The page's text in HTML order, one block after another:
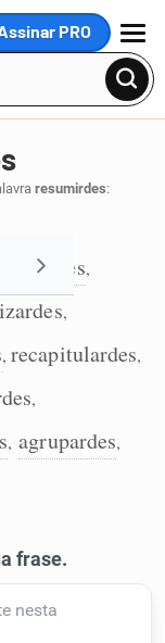
PRO
MENU
resumirdes:
,
,
,recapitulardes,
,
, agrupardes,